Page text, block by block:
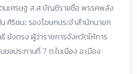
นเศรษฐ ส.ส.บัญชีรายชื่อ พรรคพลัง
ศิริชนะ รองโฆษกประจำสำนักนายก
ยังตรง ผู้ว่าราชการจังหวัดให้การ
ลประทานที่ 7 ต.ในเมือง อ.เมือง